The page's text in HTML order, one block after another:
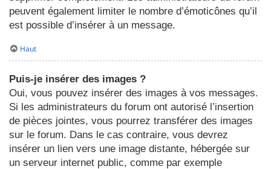
peuvent également limiter le nombre d’émoticônes qu’il
est possible d’insérer à un message.
Haut
Puis-je insérer des images ?
Oui, vous pouvez insérer des images à vos messages.
Si les administrateurs du forum ont autorisé l’insertion
de pièces jointes, vous pourrez transférer des images
sur le forum. Dans le cas contraire, vous devrez
insérer un lien vers une image distante, hébergée sur
un serveur internet public, comme par exemple